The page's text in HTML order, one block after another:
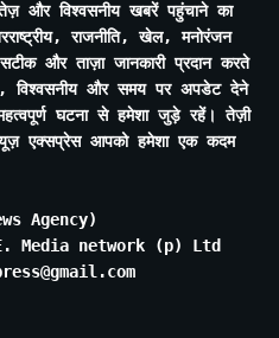
और विश्वसनीय खबरें पहुंचाने का
राजनीति, खेल, मनोरंजन
सटीक और ताज़ा जानकारी प्रदान करते
विश्वसनीय और समय पर अपडेट देने
घटना से हमेशा जुड़े रहें। तेज़ी
एक्सप्रेस आपको हमेशा एक कदम
Agency)
Media network (p) Ltd